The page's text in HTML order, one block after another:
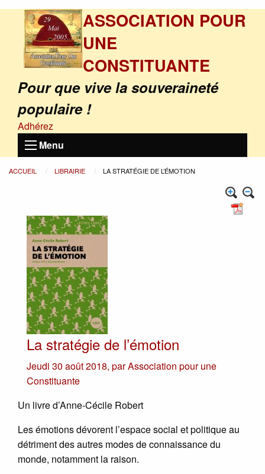
ASSOCIATION POUR
UNE
CONSTITUANTE
Pour que vive la souveraineté
populaire !
Adhérez
Menu
ACCUEIL LIBRAIRIE LA STRATÉGIE DE L’ÉMOTION
La stratégie de l’émotion
Jeudi 30 août 2018, parAssociation pour une
Constituante
Un livre d’Anne-Cécile Robert
Les émotions dévorent l’espace social et politique au
détriment des autres modes de connaissance du
monde, notamment la raison.